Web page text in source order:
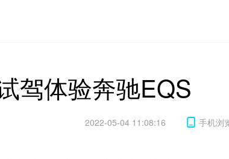
驾体验奔驰EQS
2022-05-04 11:08:16 手机浏